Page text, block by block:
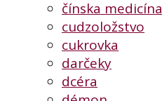
čínska medicína
cudzoložstvo
cukrovka
darčeky
dcéra